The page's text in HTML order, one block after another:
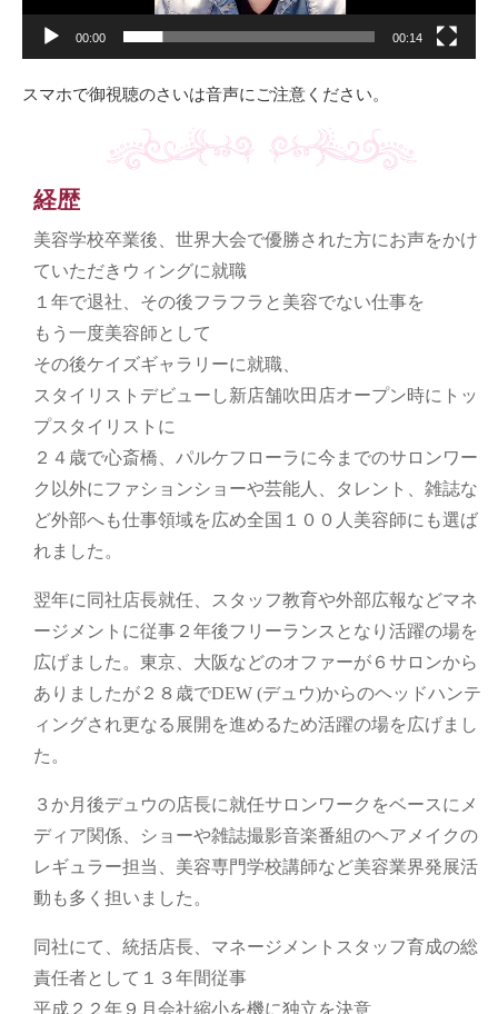
00:00 00:14
スマホで御視聴のさいは音声にご注意ください。
経歴
美容学校卒業後、世界大会で優勝された方にお声をかけ
ていただきウィングに就職
１年で退社、その後フラフラと美容でない仕事を
もう一度美容師として
その後ケイズギャラリーに就職、
スタイリストデビューし新店舗吹田店オープン時にトッ
プスタイリストに
２４歳で心斎橋、パルケフローラに今までのサロンワー
ク以外にファションショーや芸能人、タレント、雑誌な
ど外部へも仕事領域を広め全国１００人美容師にも選ば
れました。
翌年に同社店長就任、スタッフ教育や外部広報などマネ
ージメントに従事２年後フリーランスとなり活躍の場を
広げました。東京、大阪などのオファーが６サロンから
ありましたが２８歳でDEW (デュウ)からのヘッドハンテ
ィングされ更なる展開を進めるため活躍の場を広げまし
た。
３か月後デュウの店長に就任サロンワークをベースにメ
ディア関係、ショーや雑誌撮影音楽番組のヘアメイクの
レギュラー担当、美容専門学校講師など美容業界発展活
動も多く担いました。
同社にて、統括店長、マネージメントスタッフ育成の総
責任者として１３年間従事
平成２２年９月会社縮小を機に独立を決意